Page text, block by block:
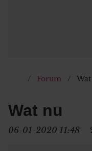
Forum
Wat nu
06-01-2020 11:48